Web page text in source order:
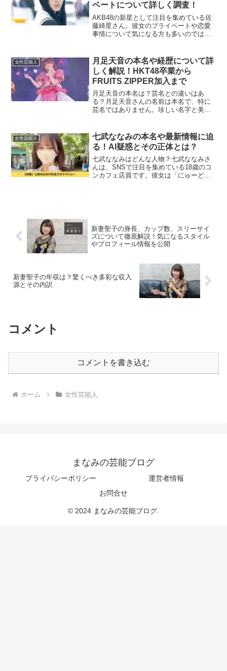
ベートについて詳しく調査！
AKB48の新星として注目を集めている佐
藤綺星さん。彼女のプライベートや恋愛
事情について気になる方も多いのではな
にまつわる噂や現在の状況について調べ
てみました。佐藤綺...
女性芸能人
月足天音の本名や経歴について詳
しく解説！HKT48卒業から
FRUITS ZIPPER加入まで
月足天音の本名は？芸名との違いはあ
る？月足天音さんの名前は本名で、特に
芸名ではありません。珍しい名字と美し
ル活動を続けている点は、彼女の個性と
魅力の一部といえます。月足...
女性芸能人
七武ななみの本名や最新情報に迫
る！AI疑惑とその正体とは？
七武ななみはどんな人物？七武ななみさ
んは、SNSで注目を集めている18歳のコ
ンカフェ店員です。彼女は「にゅーどり
新妻聖子の身長、カップ数、スリーサイ
ズについて徹底解説！気になるスタイル
やプロフィール情報を公開
新妻聖子の年収は？驚くべき多彩な収入
源とその内訳
コメント
コメントを書き込む
ホーム 女性芸能人
まなみの芸能ブログ
プライバシーポリシー
運営者情報
お問合せ
© 2024 まなみの芸能ブログ.